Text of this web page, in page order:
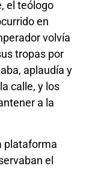
el teólogo
en
volvía
tropas por
aplaudía y
calle, y los
a la
plataforma
el